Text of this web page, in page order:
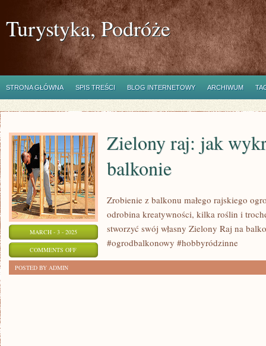
Turystyka, Podróże
STRONA GŁÓWNA SPIS TREŚCI BLOG INTERNETOWY ARCHIWUM
MARCH - 3 - 2025
COMMENTS OFFON
Zielony raj: jak
balkonie
Zrobienie z balkonu małego rajskiego
odrobina kreatywności, kilka roślin i
stworzyć swój własny Zielony Raj na
#ogrodbalkonowy #hobbyródzinne
POSTED BY ADMIN